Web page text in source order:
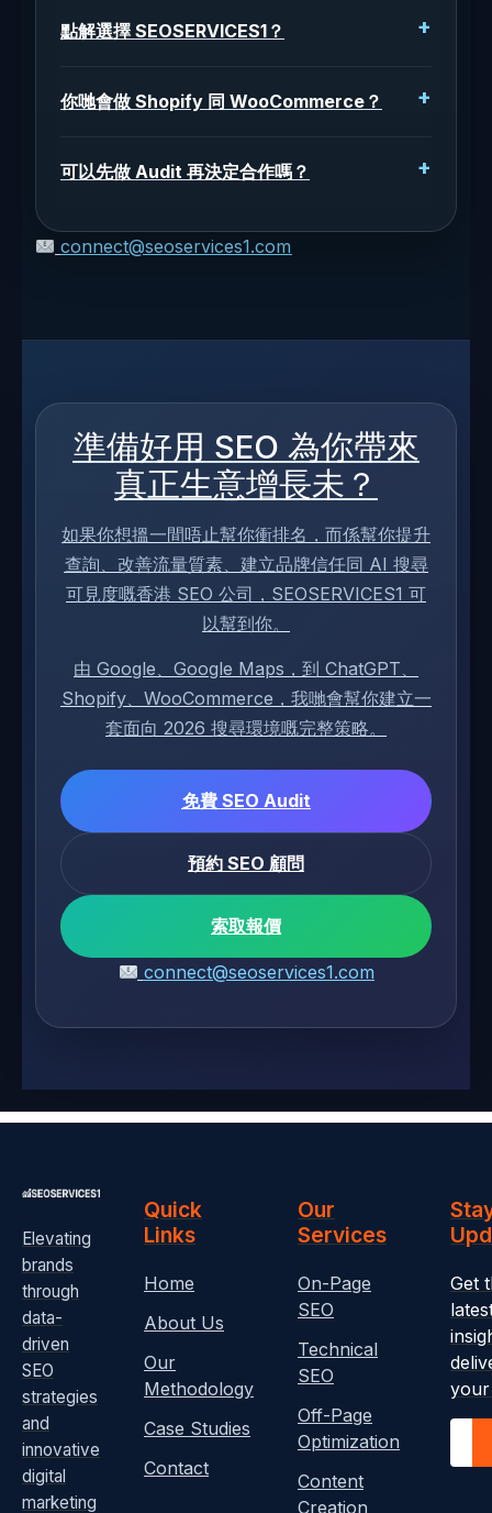
點解選擇 SEOSERVICES1？
你哋會做 Shopify 同 WooCommerce？
可以先做 Audit 再決定合作嗎？
connect@seoservices1.com
準備好用 SEO 為你帶來
真正生意增長未？
如果你想搵一間唔止幫你衝排名，而係幫你提升
查詢、改善流量質素、建立品牌信任同 AI 搜尋
可見度嘅香港 SEO 公司，SEOSERVICES1 可
以幫到你。
由 Google、Google Maps，到 ChatGPT、
Shopify、WooCommerce，我哋會幫你建立一
套面向 2026 搜尋環境嘅完整策略。
免費 SEO Audit
預約 SEO 顧問
索取報價
connect@seoservices1.com
Elevating
brands
through
data-
driven
SEO
strategies
and
innovative
digital
marketing
Quick
Links
Home
About Us
Our
Methodology
Case Studies
Contact
Our
Services
On-Page
SEO
Technical
SEO
Off-Page
Optimization
Content
Creation
Get